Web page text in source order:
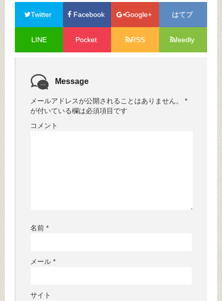
Twitter Facebook Google+ はてブ
LINE Pocket RSS feedly
Message
メールアドレスが公開されることはありません。
*
が付いている欄は必須項目です
コメント
名前 *
メール *
サイト